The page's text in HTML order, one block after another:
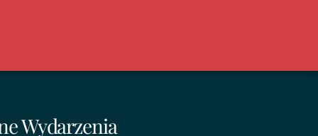
Wydarzenia